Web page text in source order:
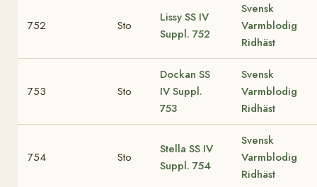
752 Sto
LissySS IV
Suppl. 752
Svensk
Varmblodig
Ridhäst
753 Sto
Dockan SS
IV Suppl.
753
Svensk
Varmblodig
Ridhäst
754 Sto
Stella SS IV
Suppl. 754
Svensk
Varmblodig
Ridhäst